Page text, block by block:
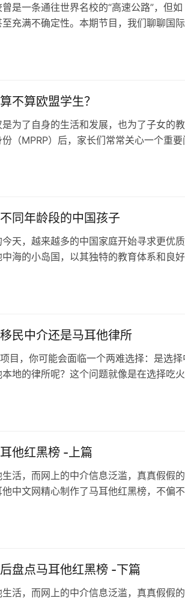
是一条通往世界名校的“高速公路”，但如
充满不确定性。本期节目，我们聊聊国际
”。国际学校还值不值得？真正的国际化教
不算欧盟学生？
为了自身的生活和发展，也为了子女的
（MPRP）后，家长们常常关心一个重要
一问题进行详细解读，并探讨马耳他永居
同年龄段的中国孩子
天，越来越多的中国家庭开始寻求更优
海的小岛国，以其独特的教育体系和良好
以其纯正的英式教育和相对低廉的教育成
民中介还是马耳他律所
目，你可能会面临一个两难选择：是选择
地的律所呢？这个问题就像是在选择吃火
参考。 中国移民中介 —— 注册在中国的移
他红黑榜 -上篇
活，而网上的中介信息泛滥，真真假假
中文网精心制作了马耳他红黑榜，不偏不
想进一步咨询马耳他永居，数字游民，留
盘点马耳他红黑榜 -下篇
活，而网上的中介信息泛滥，真真假假